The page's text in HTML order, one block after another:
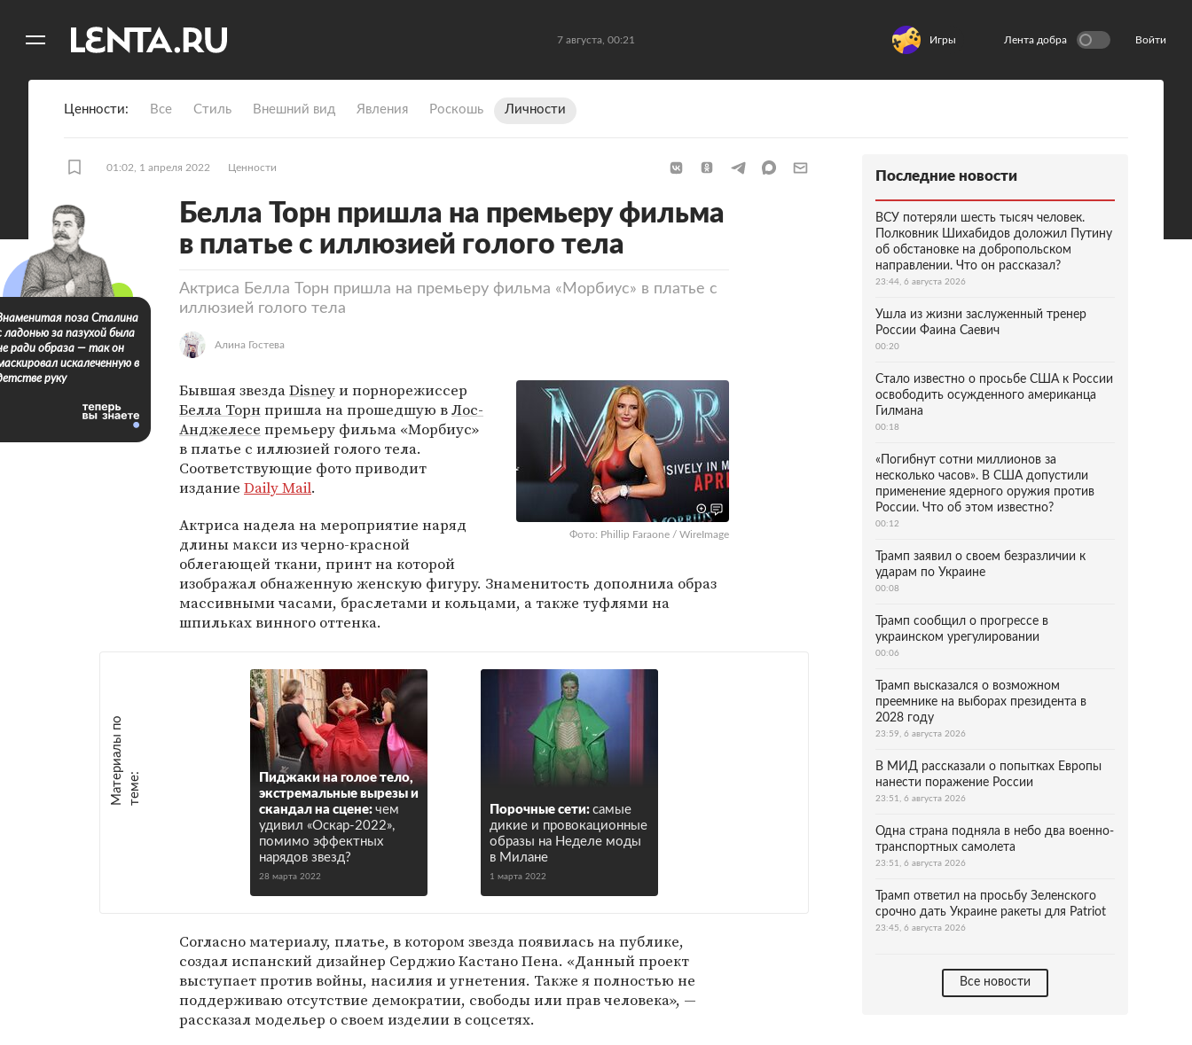
7 августа, 00:21 Игры Лента добра Войти
Ценности Все Стиль Внешний вид Явления Роскошь Личности
01:02, 1 апреля 2022 Ценности
Белла Торн пришла на премьеру фильма
в платье с иллюзией голого тела
Актриса Белла Торн пришла на премьеру фильма «Морбиус» в платье с
иллюзией голого тела
Алина Гостева
Фото: Phillip Faraone / WireImage
Бывшая звездаDisneyи порнорежиссер
Белла Торнпришла на прошедшую вЛос-
Анджелесе премьеру фильма «Морбиус»
в платье с иллюзией голого тела.
Соответствующие фото приводит
издание Daily Mail.
Актриса надела на мероприятие наряд
длины макси из черно-красной
облегающей ткани, принт на которой
изображал обнаженную женскую фигуру. Знаменитость дополнила образ
массивными часами, браслетами и кольцами, а также туфлями на
шпильках винного оттенка.
М
а
т е
р
и
а
л
ы
п
о
т
е
м
е :
Пиджаки на голое тело,
экстремальные вырезы и
скандал на сцене: чем
удивил «Оскар-2022»,
помимо эффектных
нарядов звезд?
28 марта 2022
Порочные сети: самые
дикие и провокационные
образы на Неделе моды
в Милане
1 марта 2022
Согласно материалу, платье, в котором звезда появилась на публике,
создал испанский дизайнер Серджио Кастано Пена. «Данный проект
выступает против войны, насилия и угнетения. Также я полностью не
поддерживаю отсутствие демократии, свободы или прав человека», —
рассказал модельер о своем изделии в соцсетях.
поза Сталина
ладонью за пазухой была
ради образа — так он
искалеченную в
руку
Последние новости
ВСУ потеряли шесть тысяч человек.
Полковник Шихабидов доложил Путину
об обстановке на добропольском
направлении. Что он рассказал?
23:44, 6 августа 2026
Ушла из жизни заслуженный тренер
России Фаина Саевич
00:20
Стало известно о просьбе США к России
освободить осужденного американца
Гилмана
00:18
«Погибнут сотни миллионов за
несколько часов». В США допустили
применение ядерного оружия против
России. Что об этом известно?
00:12
Трамп заявил о своем безразличии к
ударам по Украине
00:08
Трамп сообщил о прогрессе в
украинском урегулировании
00:06
Трамп высказался о возможном
преемнике на выборах президента в
2028 году
23:59, 6 августа 2026
В МИД рассказали о попытках Европы
нанести поражение России
23:51, 6 августа 2026
Одна страна подняла в небо два военно-
транспортных самолета
23:51, 6 августа 2026
Трамп ответил на просьбу Зеленского
срочно дать Украине ракеты для Patriot
23:45, 6 августа 2026
Все новости